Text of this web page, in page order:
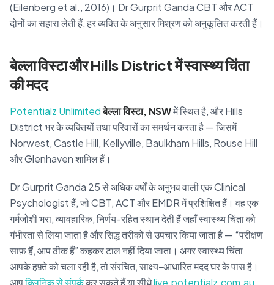
(Eilenberg et al., 2016)। Dr Gurprit Ganda CBT और ACT
दोनों का सहारा लेती हैं, हर व्यक्ति के अनुसार मिश्रण को अनुकूलित करती हैं।
बेल्ला विस्टा और Hills District में स्वास्थ्य चिंता
की मदद
Potentialz Unlimitedबेल्ला विस्टा, NSWमें स्थित है, और Hills
District भर के व्यक्तियों तथा परिवारों का समर्थन करता है — जिसमें
Norwest, Castle Hill, Kellyville, Baulkham Hills, Rouse Hill
और Glenhaven शामिल हैं।
Dr Gurprit Ganda 25 से अधिक वर्षों के अनुभव वाली एक Clinical
Psychologist हैं, जो CBT, ACT और EMDR में प्रशिक्षित हैं। वह एक
गर्मजोशी भरा, व्यावहारिक, निर्णय-रहित स्थान देती हैं जहाँ स्वास्थ्य चिंता को
गंभीरता से लिया जाता है और सिद्ध तरीकों से उपचार किया जाता है — “परीक्षण
साफ़ हैं, आप ठीक हैं” कहकर टाल नहीं दिया जाता। अगर स्वास्थ्य चिंता
आपके हफ़्ते को चला रही है, तो संरचित, साक्ष्य-आधारित मदद घर के पास है।